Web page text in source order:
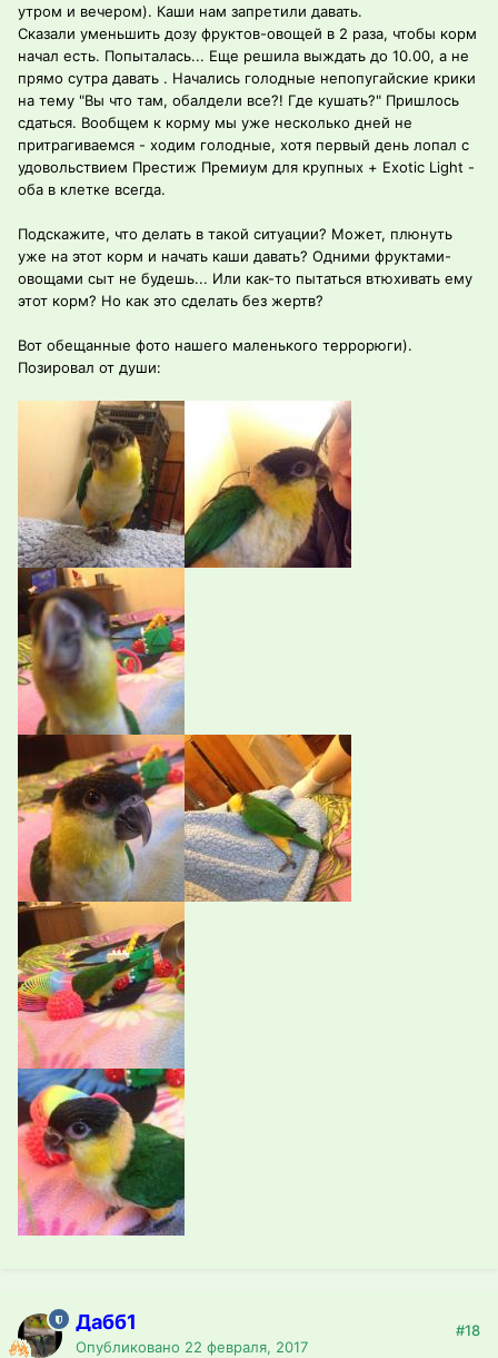
утром и вечером). Каши нам запретили давать.
Сказали уменьшить дозу фруктов-овощей в 2 раза, чтобы корм
начал есть. Попыталась... Еще решила выждать до 10.00, а не
прямо сутра давать . Начались голодные непопугайские крики
на тему "Вы что там, обалдели все?! Где кушать?" Пришлось
сдаться. Вообщем к корму мы уже несколько дней не
притрагиваемся - ходим голодные, хотя первый день лопал с
удовольствием Престиж Премиум для крупных + Exotic Light -
оба в клетке всегда.
Подскажите, что делать в такой ситуации? Может, плюнуть
уже на этот корм и начать каши давать? Одними фруктами-
овощами сыт не будешь... Или как-то пытаться втюхивать ему
этот корм? Но как это сделать без жертв?
Вот обещанные фото нашего маленького террорюги).
Позировал от души:
Дабб1
Опубликовано 22 февраля, 2017
#18